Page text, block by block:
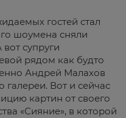
гостей стал
шоумена сняли
супруги
рядом как будто
Андрей Малахов
галереи. Вот и сейчас
картин от своего
«Сияние», в которой